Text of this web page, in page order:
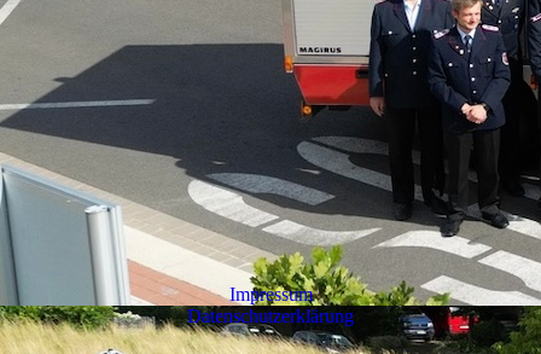
Impressum
Datenschutzerklärung